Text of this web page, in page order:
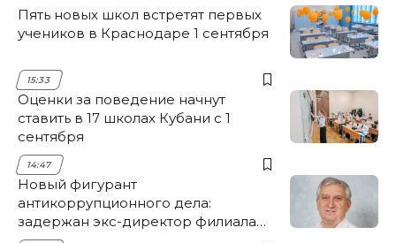
Пять новых школ встретят первых
учеников в Краснодаре 1 сентября
15:33
Оценки за поведение начнут
ставить в 17 школах Кубани с 1
сентября
14:47
Новый фигурант
антикоррупционного дела:
задержан экс-директор филиала
НЭСК Крымска